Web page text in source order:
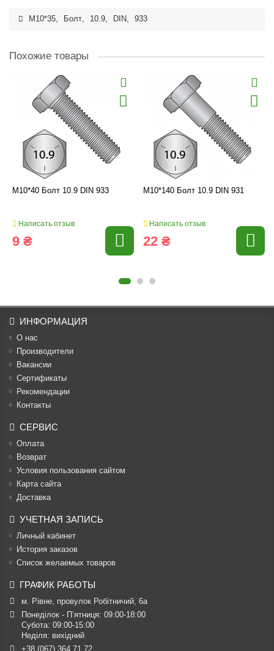
M10*35, Болт, 10.9, DIN, 933
Похожие товары
M10*40 Болт 10.9 DIN 933
Написать отзыв
9 ₴
M10*140 Болт 10.9 DIN 931
Написать отзыв
22 ₴
ИНФОРМАЦИЯ
О нас
Производители
Вакансии
Cертификаты
Рекомендации
Контакты
СЕРВИС
Оплата
Возврат
Условия пользования сайтом
Карта сайта
Доставка
УЧЕТНАЯ ЗАПИСЬ
Личный кабинет
История заказов
Список желаемых товаров
ГРАФИК РАБОТЫ
м. Рівне, провулок Робітничий, 6а
Понеділок - П’ятниця: 09:00-18:00
Субота: 09:00-15:00
Неділя: вихідний
+38 (067) 364 71 72